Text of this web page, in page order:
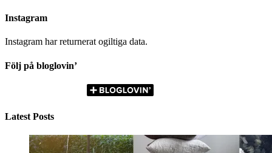
Instagram
Instagram har returnerat ogiltiga data.
Följ på bloglovin’
Latest Posts